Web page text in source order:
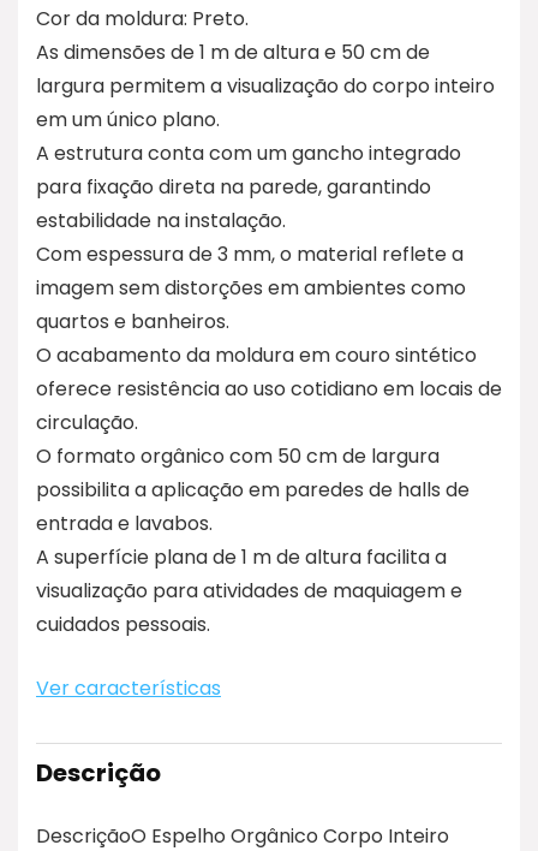
Cor da moldura: Preto.
As dimensões de 1 m de altura e 50 cm de
largura permitem a visualização do corpo inteiro
em um único plano.
A estrutura conta com um gancho integrado
para fixação direta na parede, garantindo
estabilidade na instalação.
Com espessura de 3 mm, o material reflete a
imagem sem distorções em ambientes como
quartos e banheiros.
O acabamento da moldura em couro sintético
oferece resistência ao uso cotidiano em locais de
circulação.
O formato orgânico com 50 cm de largura
possibilita a aplicação em paredes de halls de
entrada e lavabos.
A superfície plana de 1 m de altura facilita a
visualização para atividades de maquiagem e
cuidados pessoais.
Ver características
Descrição
DescriçãoO Espelho Orgânico Corpo Inteiro